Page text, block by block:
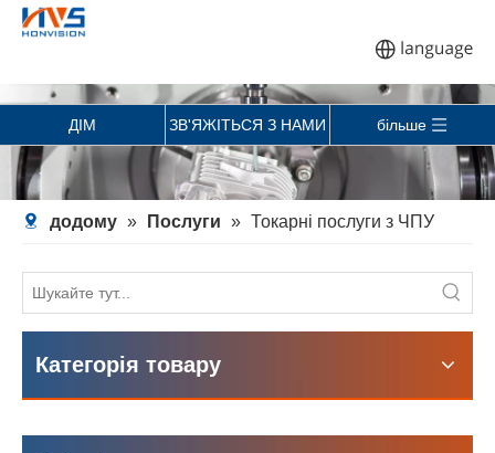
ДІМ ЗВ'ЯЖІТЬСЯ З НАМИ більше
додому » Послуги » Токарні послуги з ЧПУ
Категорія товару